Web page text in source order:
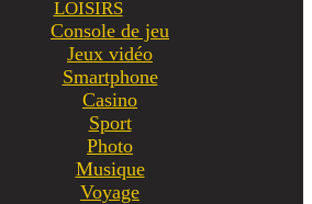
LOISIRS
Console de jeu
Jeux vidéo
Smartphone
Casino
Sport
Photo
Musique
Voyage